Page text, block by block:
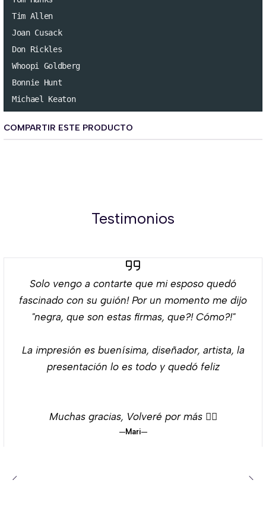
Tim Allen
Joan Cusack
Don Rickles
Whoopi Goldberg
Bonnie Hunt
Michael Keaton
COMPARTIR ESTE PRODUCTO
Testimonios
Solo vengo a contarte que mi esposo quedó
fascinado con su guión! Por un momento me dijo
"negra, que son estas firmas, que?! Cómo?!"
La impresión es buenísima, diseñador, artista, la
presentación lo es todo y quedó feliz
Muchas gracias, Volveré por más 👌🏻
Mari